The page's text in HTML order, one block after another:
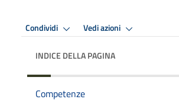
Condividi Vedi azioni
INDICE DELLA PAGINA
Competenze